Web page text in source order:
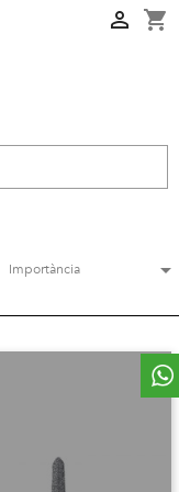
shopping_cart

Importància 